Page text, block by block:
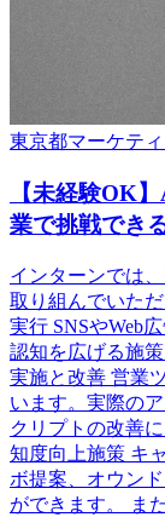
東京都マーケテ
【未経験OK
業で挑戦でき
インターンでは
取り組んでいた
実行 SNSやWeb
認知を広げる施
実施と改善 営業
います。実際の
クリプトの改善
知度向上施策 キ
ボ提案、オウン
ができます。 ま